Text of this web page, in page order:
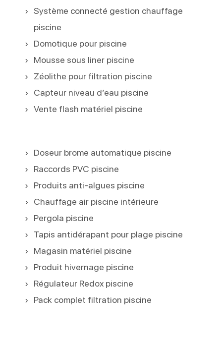
Système connecté gestion chauffage
piscine
Domotique pour piscine
Mousse sous liner piscine
Zéolithe pour filtration piscine
Capteur niveau d’eau piscine
Vente flash matériel piscine
Doseur brome automatique piscine
Raccords PVC piscine
Produits anti-algues piscine
Chauffage air piscine intérieure
Pergola piscine
Tapis antidérapant pour plage piscine
Magasin matériel piscine
Produit hivernage piscine
Régulateur Redox piscine
Pack complet filtration piscine